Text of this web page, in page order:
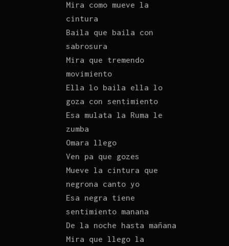
Mira como mueve la
cintura
Baila que baila con
sabrosura
Mira que tremendo
movimiento
Ella lo baila ella lo
goza con sentimiento
Esa mulata la Ruma le
zumba
Omara llego
Ven pa que gozes
Mueve la cintura que
negrona canto yo
Esa negra tiene
sentimiento manana
De la noche hasta mañana
Mira que llego la